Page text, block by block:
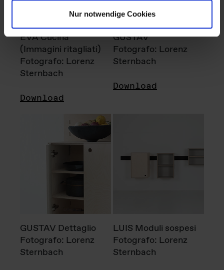
Nur notwendige Cookies
EVA Cucina
(Immagini ritagliati)
Fotografo: Lorenz
Sternbach
Download
GUSTAV
Fotografo: Lorenz
Sternbach
Download
GUSTAV Dettaglio
Fotografo: Lorenz
Sternbach
LUIS Moduli sospesi
Fotografo: Lorenz
Sternbach